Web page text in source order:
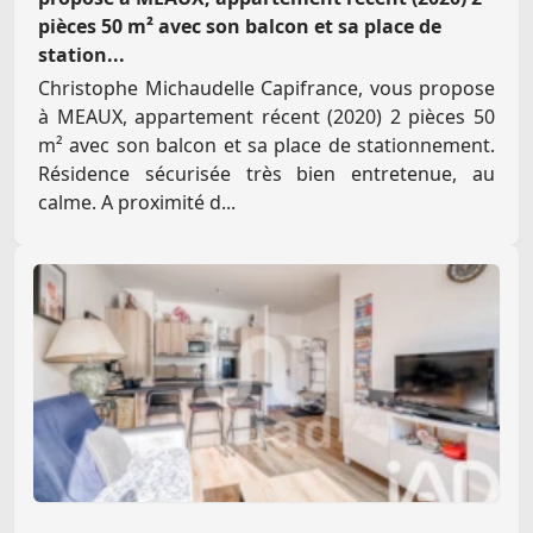
pièces 50 m² avec son balcon et sa place de
station...
Christophe Michaudelle Capifrance, vous propose
à MEAUX, appartement récent (2020) 2 pièces 50
m² avec son balcon et sa place de stationnement.
Résidence sécurisée très bien entretenue, au
calme. A proximité d...